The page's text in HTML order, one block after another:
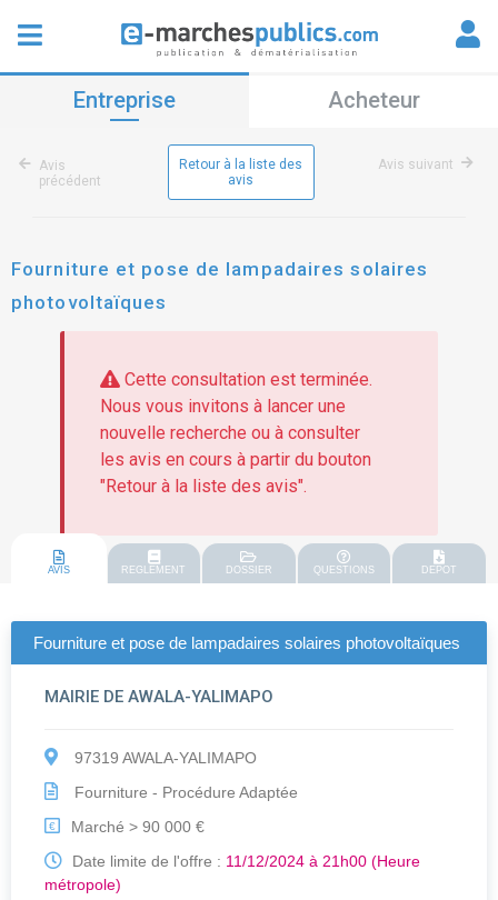
Entreprise Acheteur
Avis
précédent
Retour à la liste des
avis
Avis suivant
Fourniture et pose de lampadaires solaires
photovoltaïques
Cette consultation est terminée.
Nous vous invitons à lancer une
nouvelle recherche ou à consulter
les avis en cours à partir du bouton
"Retour à la liste des avis".
AVIS REGLEMENT DOSSIER QUESTIONS DEPOT
Fourniture et pose de lampadaires solaires photovoltaïques
MAIRIE DE AWALA-YALIMAPO
97319 AWALA-YALIMAPO
Fourniture - Procédure Adaptée
€
Marché > 90 000 €
Date limite de l'offre : 11/12/2024 à 21h00 (Heure
métropole)